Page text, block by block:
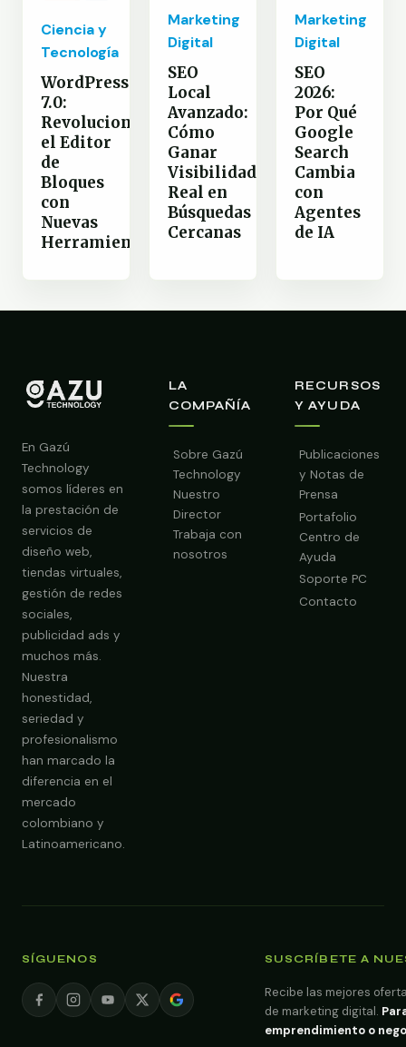
Ciencia y
Tecnología
WordPress
7.0:
Revoluciona
el Editor
de
Bloques
con
Nuevas
Herramientas
Marketing
Digital
SEO
Local
Avanzado:
Cómo
Ganar
Visibilidad
Real en
Búsquedas
Cercanas
Marketing
Digital
SEO
2026:
Por Qué
Google
Search
Cambia
con
Agentes
de IA
En Gazú
Technology
somos líderes en
la prestación de
servicios de
diseño web,
tiendas virtuales,
gestión de redes
sociales,
publicidad ads y
muchos más.
Nuestra
honestidad,
seriedad y
profesionalismo
han marcado la
diferencia en el
mercado
colombiano y
Latinoamericano.
LA
COMPAÑÍA
Sobre Gazú
Technology
Nuestro
Director
Trabaja con
nosotros
RECURSOS
Y AYUDA
Publicaciones
y Notas de
Prensa
Portafolio
Centro de
Ayuda
Soporte PC
Contacto
SÍGUENOS SUSCRÍBETE A
Recibe las mejores
de marketing digital.
emprendimiento o